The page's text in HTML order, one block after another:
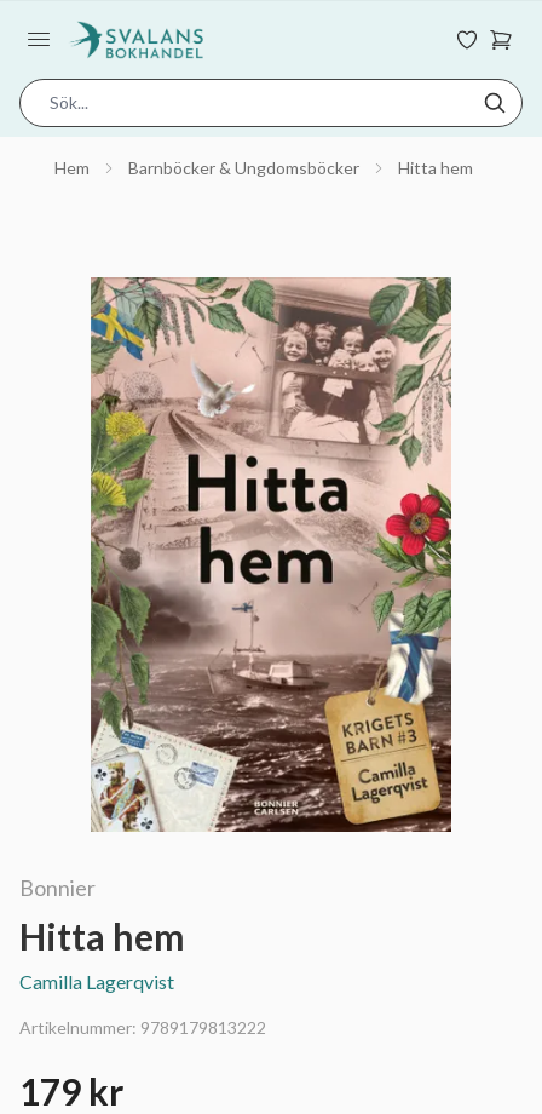
Hem Barnböcker & Ungdomsböcker Hitta hem
Bonnier
Hitta hem
Camilla Lagerqvist
Artikelnummer: 9789179813222
179 kr